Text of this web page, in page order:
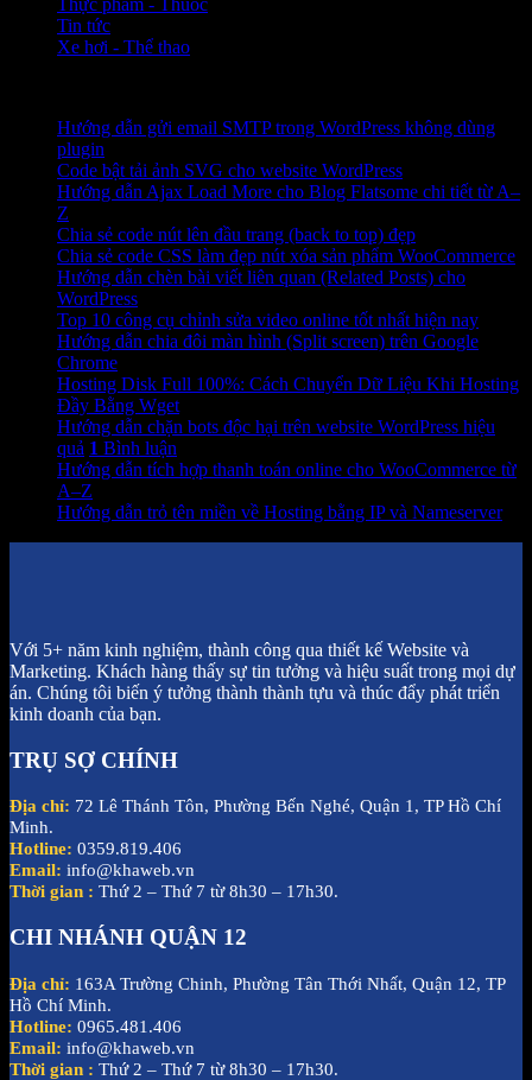
Thực phẩm - Thuốc
Tin tức
Xe hơi - Thể thao
Hướng dẫn gửi email SMTP trong WordPress không dùng
plugin
Code bật tải ảnh SVG cho website WordPress
Hướng dẫn Ajax Load More cho Blog Flatsome chi tiết từ A–
Z
Chia sẻ code nút lên đầu trang (back to top) đẹp
Chia sẻ code CSS làm đẹp nút xóa sản phẩm WooCommerce
Hướng dẫn chèn bài viết liên quan (Related Posts) cho
WordPress
Top 10 công cụ chỉnh sửa video online tốt nhất hiện nay
Hướng dẫn chia đôi màn hình (Split screen) trên Google
Chrome
Hosting Disk Full 100%: Cách Chuyển Dữ Liệu Khi Hosting
Đầy Bằng Wget
Hướng dẫn chặn bots độc hại trên website WordPress hiệu
quả 1 Bình luận
Hướng dẫn tích hợp thanh toán online cho WooCommerce từ
A–Z
Hướng dẫn trỏ tên miền về Hosting bằng IP và Nameserver
Với 5+ năm kinh nghiệm, thành công qua thiết kế Website và
Marketing. Khách hàng thấy sự tin tưởng và hiệu suất trong mọi dự
án. Chúng tôi biến ý tưởng thành thành tựu và thúc đẩy phát triển
kinh doanh của bạn.
TRỤ SỢ CHÍNH
Địa chỉ: 72 Lê Thánh Tôn, Phường Bến Nghé, Quận 1, TP Hồ Chí
Minh.
Hotline: 0359.819.406
Email: info@khaweb.vn
Thời gian : Thứ 2 – Thứ 7 từ 8h30 – 17h30.
CHI NHÁNH QUẬN 12
Địa chỉ: 163A Trường Chinh, Phường Tân Thới Nhất, Quận 12, TP
Hồ Chí Minh.
Hotline: 0965.481.406
Email: info@khaweb.vn
Thời gian : Thứ 2 – Thứ 7 từ 8h30 – 17h30.